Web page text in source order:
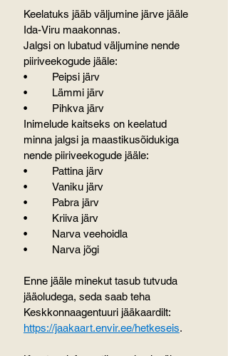
Keelatuks jääb väljumine järve jääle
Ida-Viru maakonnas.
Jalgsi on lubatud väljumine nende
piiriveekogude jääle:
•	Peipsi järv
•	Lämmi järv
•	Pihkva järv
Inimelude kaitseks on keelatud
minna jalgsi ja maastikusõidukiga
nende piiriveekogude jääle:
•	Pattina järv
•	Vaniku järv
•	Pabra järv
•	Kriiva järv
•	Narva veehoidla
•	Narva jõgi
Enne jääle minekut tasub tutvuda
jääoludega, seda saab teha
Keskkonnaagentuuri jääkaardilt:
https://jaakaart.envir.ee/hetkeseis.